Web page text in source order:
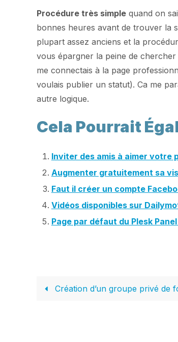
Procédure très simple quand on
bonnes heures avant de trouver la
plupart assez anciens et la
vous épargner la peine de
me connectais à la page
voulais publier un statut). Ca me
autre logique.
Cela Pourrait
Inviter des amis à aimer votre
Augmenter gratuitement sa
Faut il créer un compte
Vidéos disponibles sur
Page par défaut du Plesk
Création d’un groupe privé de